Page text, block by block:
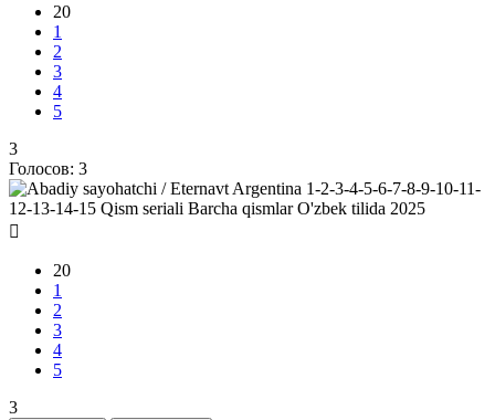
20
1
2
3
4
5
3
Голосов: 3
20
1
2
3
4
5
3